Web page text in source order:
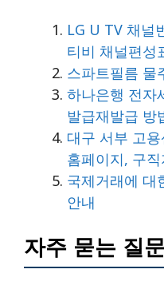
LG U TV 채널
티비 채널편성
스파트필름 물
하나은행 전자
발급재발급 방
대구 서부 고
홈페이지, 구
국제거래에 대
안내
자주 묻는 질